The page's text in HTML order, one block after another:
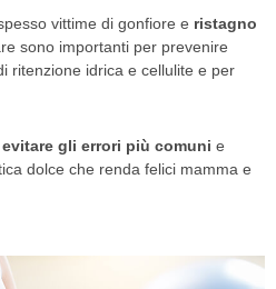
vittime di gonfiore e ristagno
sono importanti per prevenire
ritenzione idrica e cellulite e per
evitare gli errori più comuni e
dolce che renda felici mamma e